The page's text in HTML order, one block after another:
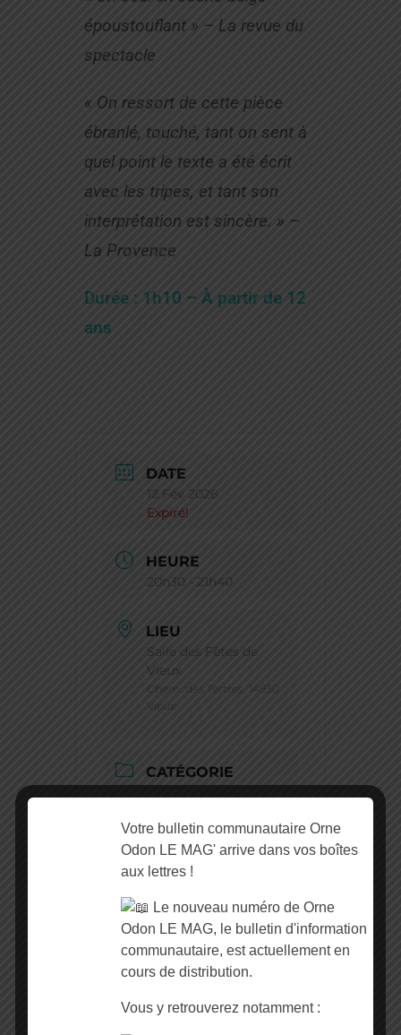
époustouflant » – La revue du
spectacle
« On ressort de cette pièce
ébranlé, touché, tant on sent à
quel point le texte a été écrit
avec les tripes, et tant son
interprétation est sincère. » –
La Provence
Durée : 1h10 – À partir de 12
ans
DATE
12 Fév 2026
Expiré!
HEURE
20h30 - 21h40
LIEU
Salle des Fêtes de
Vieux
Chem. des Tertres, 14930
Vieux
CATÉGORIE
SEUL EN SCÈNE
ORGANISATEUR
Votre bulletin communautaire Orne
Odon LE MAG' arrive dans vos boîtes
aux lettres !
Le nouveau numéro de Orne
Odon LE MAG, le bulletin d'information
communautaire, est actuellement en
cours de distribution.
Vous y retrouverez notamment :